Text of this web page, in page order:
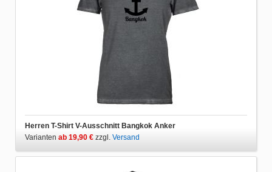
Herren T-Shirt V-Ausschnitt Bangkok Anker
Varianten ab 19,90 € zzgl. Versand